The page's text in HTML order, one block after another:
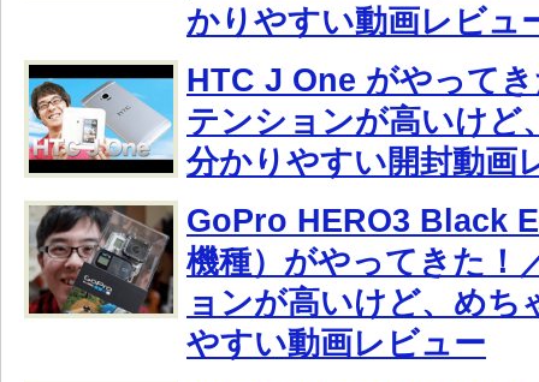
かりやすい動画レビュ
HTC J One がやって
テンションが高いけど
分かりやすい開封動画
GoPro HERO3 Black
機種）がやってきた！
ョンが高いけど、めち
やすい動画レビュー